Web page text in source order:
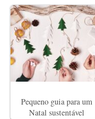
Pequeno guia para um
Natal sustentável